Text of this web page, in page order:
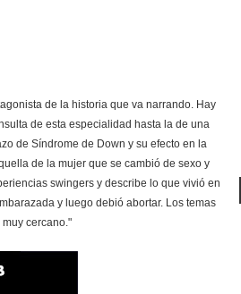
de la historia que va narrando. Hay
de esta especialidad hasta la de una
de Síndrome de Down y su efecto en la
de la mujer que se cambió de sexo y
swingers y describe lo que vivió en
y luego debió abortar. Los temas
cercano."